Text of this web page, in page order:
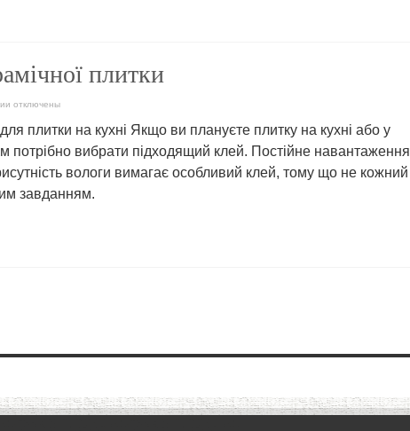
плитки
для
плитки
отключены
плитки на кухні Якщо ви плануєте плитку на кухні або у
потрібно вибрати підходящий клей. Постійне навантаження
вологи вимагає особливий клей, тому що не кожний
завданням.